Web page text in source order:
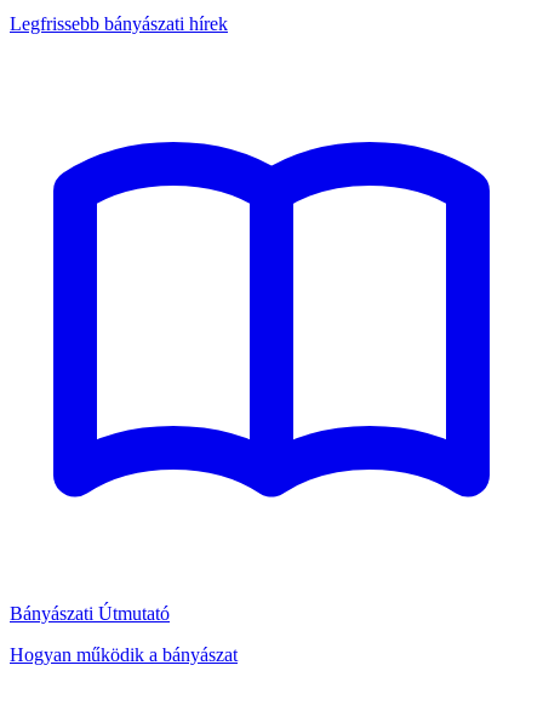
Legfrissebb bányászati hírek
Bányászati Útmutató
Hogyan működik a bányászat